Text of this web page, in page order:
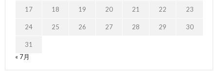
17 18 19 20 21 22 23
24 25 26 27 28 29 30
31
« 7月